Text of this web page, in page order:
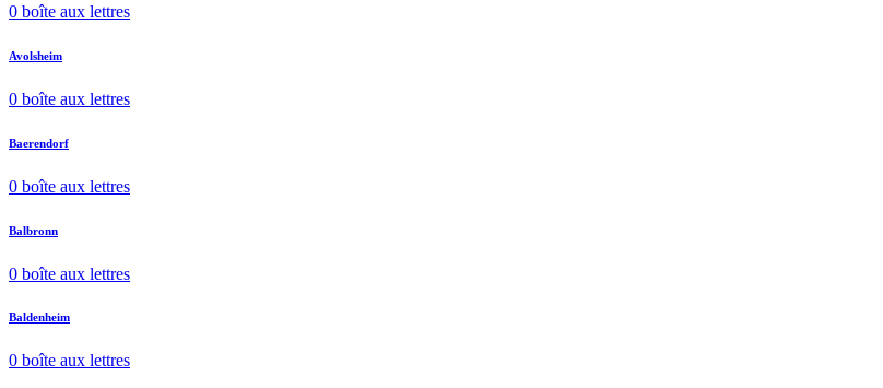
0 boîte aux lettres
Avolsheim
0 boîte aux lettres
Baerendorf
0 boîte aux lettres
Balbronn
0 boîte aux lettres
Baldenheim
0 boîte aux lettres